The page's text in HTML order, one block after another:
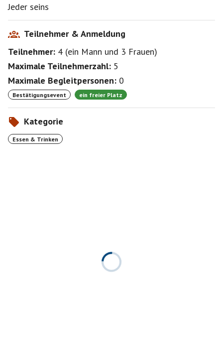
Jeder seins
Teilnehmer & Anmeldung
Teilnehmer: 4 (ein Mann und 3 Frauen)
Maximale Teilnehmerzahl: 5
Maximale Begleitpersonen: 0
Bestätigungsevent ein freier Platz
Kategorie
Essen & Trinken